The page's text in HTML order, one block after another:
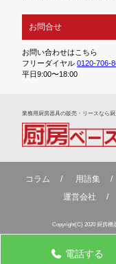
お問合せ
お問い合わせはこちら
フリーダイヤル0120-706-
平日9:00〜18:00
業務⽤厨房器具の販売・リースなら
コラム 用語集
運営会社
Copyright(C) 2020 厨房機
電話する